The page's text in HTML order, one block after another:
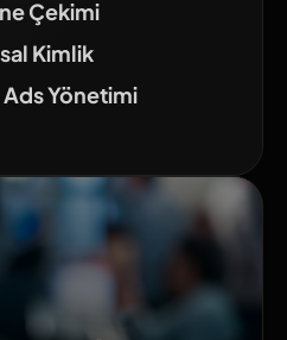
Çekimi
Kimlik
Yönetimi